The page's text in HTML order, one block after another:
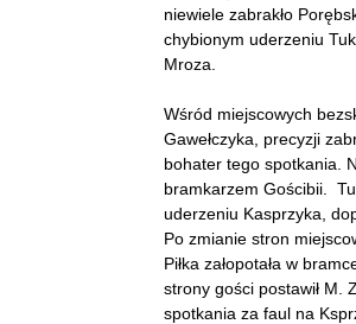
niewiele zabrakło
chybionym uderzeniu
Mroza.
Wśród miejscowych
Gawełczyka, precyzji
bohater tego spotkania.
bramkarzem Gościbii.
uderzeniu Kasprzyka,
Po zmianie stron
Piłka załopotała w
strony gości postawił M.
spotkania za faul na